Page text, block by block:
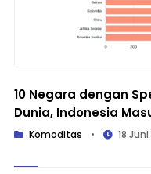
10 Negara dengan
Dunia, Indonesia
Komoditas • 18